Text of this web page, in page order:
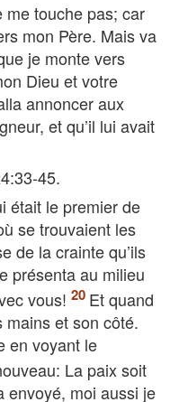
me touche pas; car
mon Père. Mais va
je monte vers
Dieu et votre
annoncer aux
et qu’il lui avait
45.
était le premier de
se trouvaient les
de la crainte qu’ils
présenta au milieu
vous!
Et quand
et son côté.
en voyant le
La paix soit
envoyé, moi aussi je